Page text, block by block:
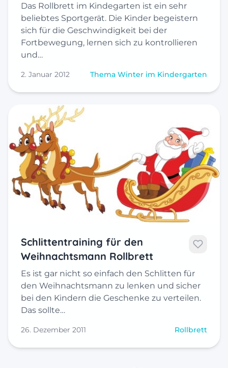
Das Rollbrett im Kindegarten ist ein sehr
beliebtes Sportgerät. Die Kinder begeistern
sich für die Geschwindigkeit bei der
Fortbewegung, lernen sich zu kontrollieren
und…
2. Januar 2012 Thema Winter im Kindergarten
Schlittentraining für den
Weihnachtsmann Rollbrett
Es ist gar nicht so einfach den Schlitten für
den Weihnachtsmann zu lenken und sicher
bei den Kindern die Geschenke zu verteilen.
Das sollte…
26. Dezember 2011 Rollbrett